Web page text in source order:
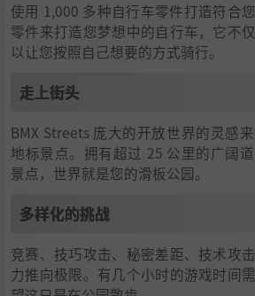
使用 1,000 多种自行车零件打造符合
零件来打造您梦想中的自行车，它不
以让您按照自己想要的方式骑行。
走上街头
BMX Streets 庞大的开放世界的灵感
地标景点。拥有超过 25 公里的广阔
景点，世界就是您的滑板公园。
多样化的挑战
竞赛、技巧攻击、秘密差距、技术攻
力推向极限。有几个小时的游戏时间